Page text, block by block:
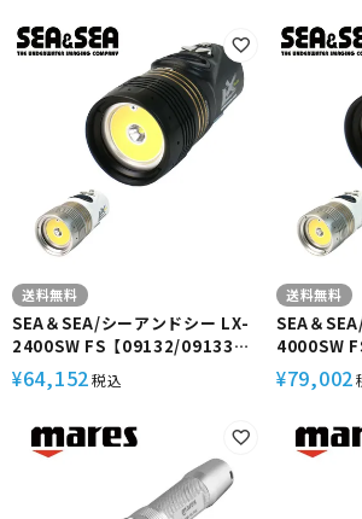
COB LED 高輝度 単一光源 センタ
ー配光 フラッシュセンサー ワイ
ド スポット 兼用 夜間 近接 撮影
静止画 機材 防水 小型 軽量 コン
パクト ダイビング
LCD表示
ュセンサ
夜間 近接
画 機材
コンパク
送料無料
SEA＆SEA/シーアンドシー LX-
2400SW FS【09132/09133】
水中 ライト COB LED 高輝度 単
一光源 2400ルーメン 4段階調光
ュセンサー ワイド スポット 兼用
夜間 近接 撮影 高画質 静止画 機
材 アクセサリー 防水 小型 軽量
コンパクト ダイビング
¥64,152税込
送料無料
SEA＆
4000SW
水中 ライ
光量 4000
ュセンサ
夜間 撮影
材 アクセ
コンパク
¥79,002